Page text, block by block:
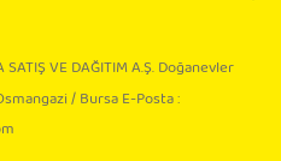
VE DAĞITIM A.Ş. Doğanevler
/ Bursa E-Posta :